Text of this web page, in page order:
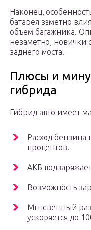
Наконец,
батарея заметно
объем багажника.
незаметно, новички
заднего моста.
Плюсы и
гибрида
Гибрид авто имеет
Расход бензина
процентов.
АКБ
Возможность
Мгновенный
ускоряется до